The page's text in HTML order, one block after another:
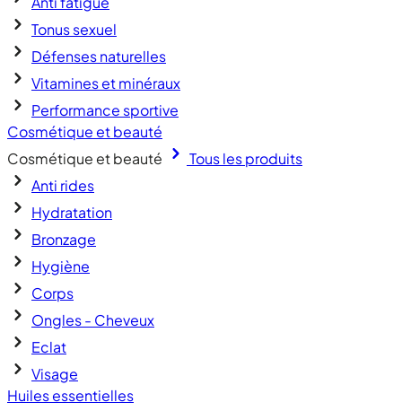
Tonus sexuel
Défenses naturelles
Vitamines et minéraux
Performance sportive
Cosmétique et beauté
Cosmétique et beauté
Tous les produits
Anti rides
Hydratation
Bronzage
Hygiène
Corps
Ongles - Cheveux
Eclat
Visage
Huiles essentielles